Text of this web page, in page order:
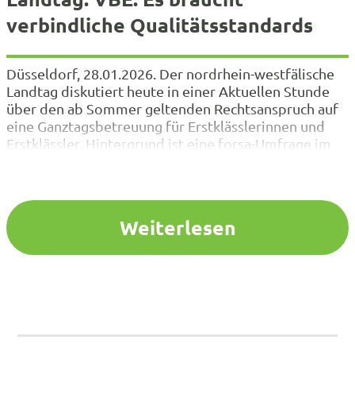
verbindliche Qualitätsstandards
Düsseldorf, 28.01.2026. Der nordrhein-westfälische
Landtag diskutiert heute in einer Aktuellen Stunde
über den ab Sommer geltenden Rechtsanspruch auf
eine Ganztagsbetreuung für Erstklässlerinnen und
Erstklässler. Hintergrund ist eine forsa-Umfrage im
allem wegen fehlender Räume…
Weiterlesen